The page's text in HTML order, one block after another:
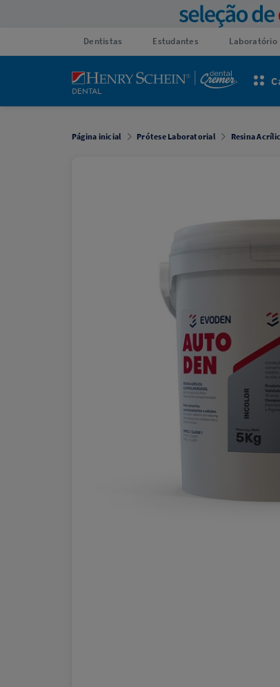
Dentistas Estudantes Laboratório
Página inicial Prótese Laboratorial Resina